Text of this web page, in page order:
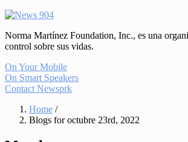
Norma Martínez Foundation, Inc., es una
control sobre sus vidas.
On Your Mobile
On Smart Speakers
Contact Newsprk
Home /
Blogs for octubre 23rd, 2022